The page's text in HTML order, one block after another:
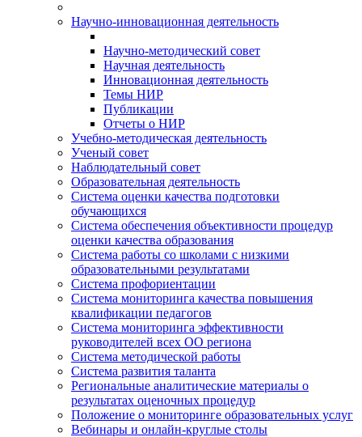
Научно-инновационная деятельность
Научно-методический совет
Научная деятельность
Инновационная деятельность
Темы НИР
Публикации
Отчеты о НИР
Учебно-методическая деятельность
Ученый совет
Наблюдательный совет
Образовательная деятельность
Система оценки качества подготовки
обучающихся
Система обеспечения объективности процедур
оценки качества образования
Система работы со школами с низкими
образовательными результатами
Система профориентации
Система мониторинга качества повышения
квалификации педагогов
Система мониторинга эффективности
руководителей всех ОО региона
Система методической работы
Система развития таланта
Региональные аналитические материалы о
результатах оценочных процедур
Положение о мониторинге образовательных услуг
Вебинары и онлайн-круглые столы